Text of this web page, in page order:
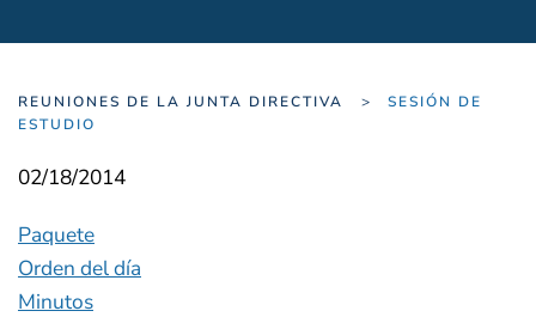
REUNIONES DE LA JUNTA DIRECTIVA
SESIÓN DE
ESTUDIO
02/18/2014
Paquete
Orden del día
Minutos